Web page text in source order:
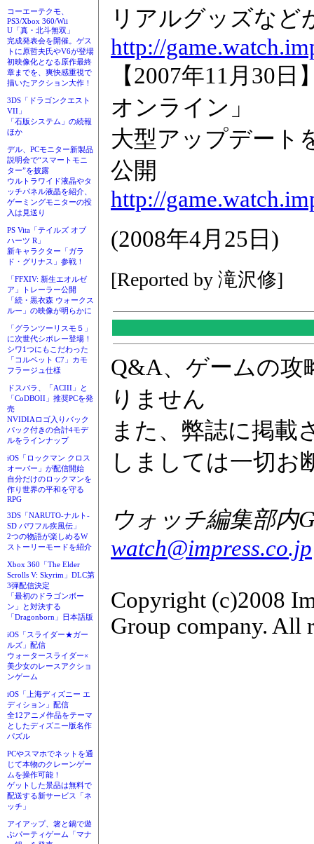
コーエーテクモ、
PS3/Xbox 360/Wii
U「真・北斗無双」
完成発表会を開催。ゲス
トに原哲夫氏やV6が登場
初映像化となる原作最終
章までを、爽快感重視で
描いたアクション大作！
3DS「ドラゴンクエスト
VII」
「石版システム」の続報
ほか
デル、PCモニター新製品
説明会で“スマートモニ
ター”を披露
ウルトラワイド液晶やタ
ッチパネル液晶を紹介、
ゲーミングモニターの投
入は見送り
PS Vita「テイルズ オブ
ハーツ R」
新キャラクター「ガラ
ド・グリナス」参戦！
「FFXIV: 新生エオルゼ
ア」トレーラー公開
「続・黒衣森 ウォークス
ルー」の映像が明らかに
「グランツーリスモ５」
に次世代シボレー登場！
シワ1つにもこだわった
「コルベット C7」カモ
フラージュ仕様
ドスパラ、「ACIII」と
「CoDBOII」推奨PCを発
売
NVIDIAロゴ入りバック
パック付きの合計4モデ
ルをラインナップ
iOS「ロックマン クロス
オーバー」が配信開始
自分だけのロックマンを
作り世界の平和を守る
RPG
3DS「NARUTO-ナルト-
SD パワフル疾風伝」
2つの物語が楽しめるW
ストーリーモードを紹介
Xbox 360「The Elder
Scrolls V: Skyrim」DLC第
3弾配信決定
「最初のドラゴンボー
ン」と対決する
「Dragonborn」日本語版
iOS「スライダー★ガー
ルズ」配信
ウォータースライダー×
美少女のレースアクショ
ンゲーム
iOS「上海ディズニー エ
ディション」配信
全12アニメ作品をテーマ
としたディズニー版名作
パズル
PCやスマホでネットを通
じて本物のクレーンゲー
ムを操作可能！
ゲットした景品は無料で
配送する新サービス「ネ
ッチ」
アイアップ、箸と鍋で遊
ぶパーティゲーム「マナ
リアルグッズなど
http://
【2007年11月30
オンライン」
大型アップデート
公開
http://
(2008年4月25日)
[Reported by 滝沢修]
Q&A、ゲームの攻
りません
また、弊誌に掲載
しましては一切お
ウォッチ編集部内
watch@impress.co.jp
Copyright (c)2008
Group company. All